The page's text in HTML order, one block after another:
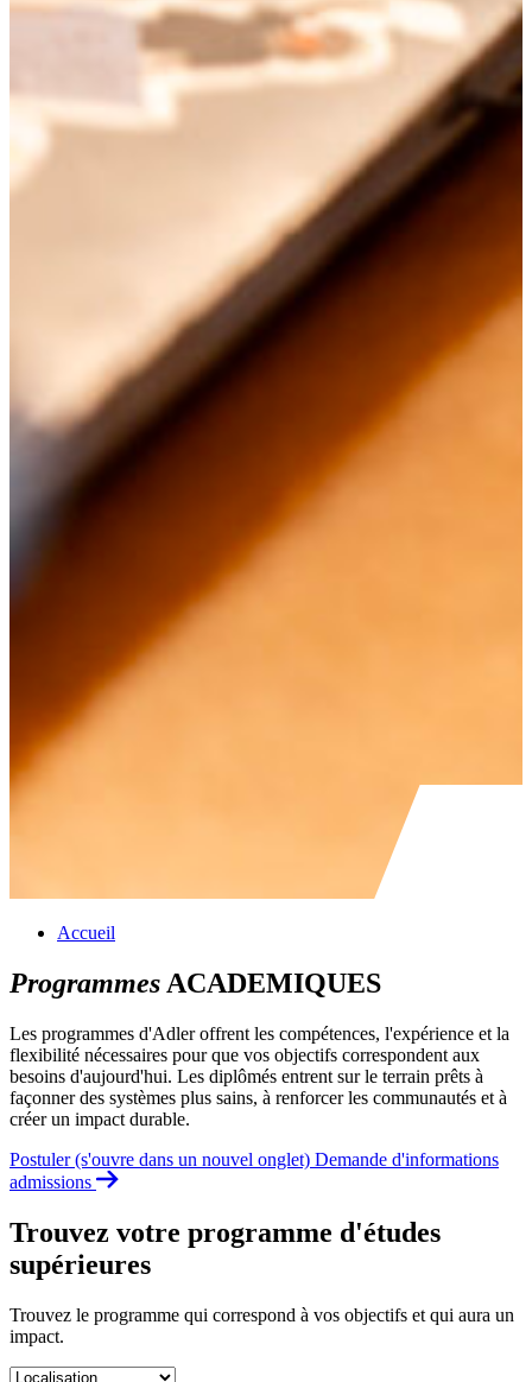
Accueil
Programmes ACADEMIQUES
Les programmes d'Adler offrent les compétences, l'expérience et la
flexibilité nécessaires pour que vos objectifs correspondent aux
besoins d'aujourd'hui. Les diplômés entrent sur le terrain prêts à
façonner des systèmes plus sains, à renforcer les communautés et à
créer un impact durable.
Postuler(s'ouvre dans un nouvel onglet) Demande d'informations
admissions
Trouvez votre programme d'études
supérieures
Trouvez le programme qui correspond à vos objectifs et qui aura un
impact.